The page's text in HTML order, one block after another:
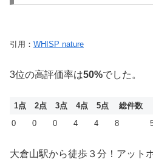
引用： WHISP nature
3位の高評価率は50%でした。
1点 2点 3点 4点 5点 総件数
0
0 0 4 4 8
大倉山駅から徒歩３分！アット